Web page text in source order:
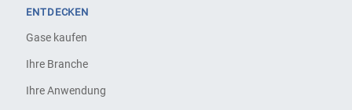
ENTDECKEN
Gase kaufen
Ihre Branche
Ihre Anwendung